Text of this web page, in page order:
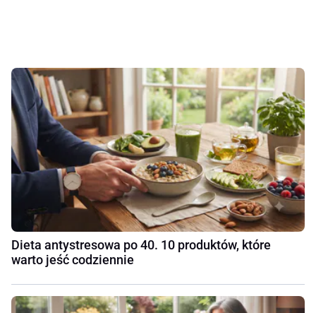
Dieta antystresowa po 40. 10 produktów, które
warto jeść codziennie